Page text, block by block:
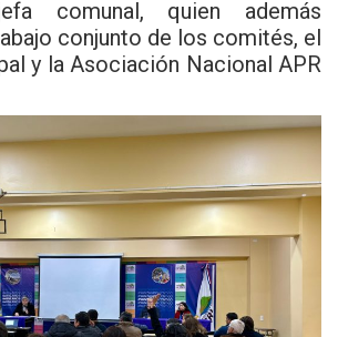
comunal, quien además
conjunto de los comités, el
y la Asociación Nacional APR